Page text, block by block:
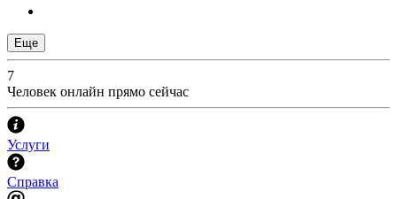
Еще
7
Человек онлайн прямо сейчас
Услуги
Справка